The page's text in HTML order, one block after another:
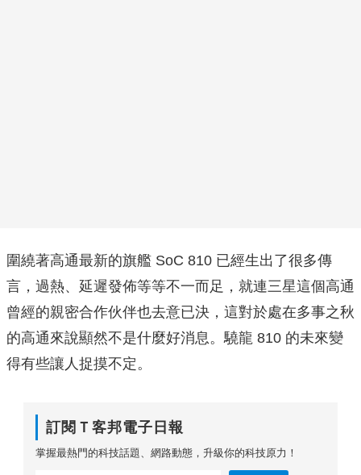
圍繞著高通最新的旗艦 SoC 810 已經生出了很多傳
言，過熱、延遲發佈等等不一而足，就連三星這個高通
曾經的親密合作伙伴也去意已決，這對於處在多事之秋
的高通來說顯然不是什麼好消息。驍龍 810 的未來變
得有些讓人捉摸不定。
訂閱Ｔ客邦電子日報
掌握最熱門的科技話題、網路動態，升級你的科技原力！